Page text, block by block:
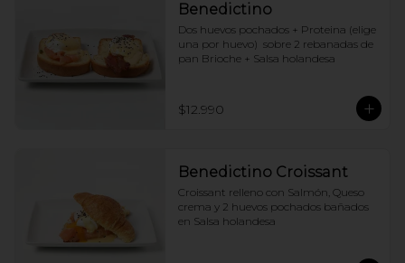
Benedictino
Dos huevos pochados + Proteina (elige
una por huevo)  sobre 2 rebanadas de
pan Brioche + Salsa holandesa
$12.990
Benedictino Croissant
Croissant relleno con Salmón, Queso
crema y 2 huevos pochados bañados
en Salsa holandesa